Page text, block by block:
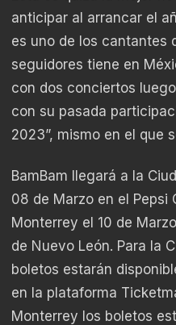
anticipar al arrancar el
es uno de los cantantes
seguidores tiene en
con dos conciertos
con su pasada
2023”, mismo en el que
BamBam llegará a la
08 de Marzo en el Pepsi
Monterrey el 10 de
de Nuevo León. Para la
boletos estarán
en la plataforma
Monterrey los boletos